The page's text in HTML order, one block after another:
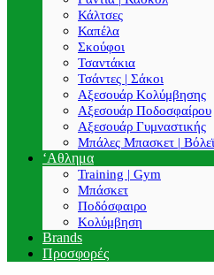
Κάλτσες
Καπέλα
Σκούφοι
Τσαντάκια
Τσάντες | Σάκοι
Αξεσουάρ Κολύμβησης
Αξεσουάρ Ποδοσφαίρου
Αξεσουάρ Γυμναστικής
Μπάλες Μπασκετ |
‘Αθλημα
Training | Gym
Μπάσκετ
Ποδόσφαιρο
Κολύμβηση
Brands
Προσφορές